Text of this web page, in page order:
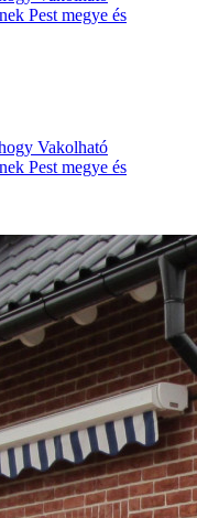
Pest megye és
Vakolható
Pest megye és